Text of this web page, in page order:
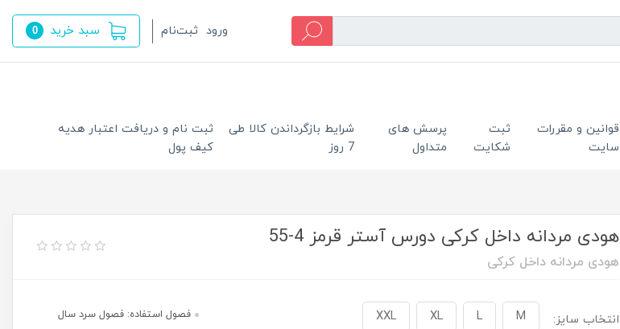
ورود ثبت‌نام سبد خرید 0
قوانین و مقررات
سایت
ثبت
شکایت
پرسش های
متداول
شرایط بازگرداندن کالا طی
7 روز
ثبت نام و دریافت اعتبار هدیه
کیف پول
هودی مردانه داخل کرکی دورس آستر قرمز 4-55
هودی مردانه داخل کرکی
انتخاب سایز: M
L
XL
XXL
فصول استفاده: فصول سرد سال